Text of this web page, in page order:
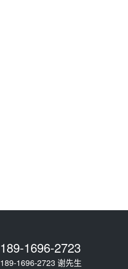
189-1696-2723
189-1696-2723 谢先生